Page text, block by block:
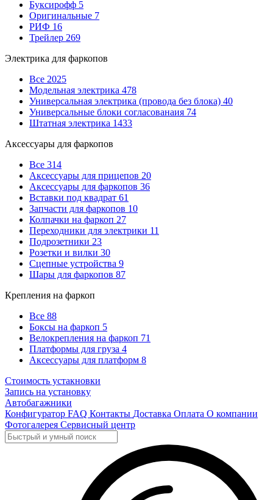
Буксирофф 5
Оригинальные 7
РИФ 16
Трейлер 269
Электрика для фаркопов
Все 2025
Модельная электрика 478
Универсальная электрика (провода без блока) 40
Универсальные блоки согласованаия 74
Штатная электрика 1433
Аксессуары для фаркопов
Все 314
Аксессуары для прицепов 20
Аксессуары для фаркопов 36
Вставки под квадрат 61
Запчасти для фаркопов 10
Колпачки на фаркоп 27
Переходники для электрики 11
Подрозетники 23
Розетки и вилки 30
Сцепные устройства 9
Шары для фаркопов 87
Крепления на фаркоп
Все 88
Боксы на фаркоп 5
Велокрепления на фаркоп 71
Платформы для груза 4
Аксессуары для платформ 8
Стоимость устакновки
Запись на установку
Автобагажники
Конфигуратор FAQ Контакты Доставка Оплата О компании
Фотогалерея Сервисный центр